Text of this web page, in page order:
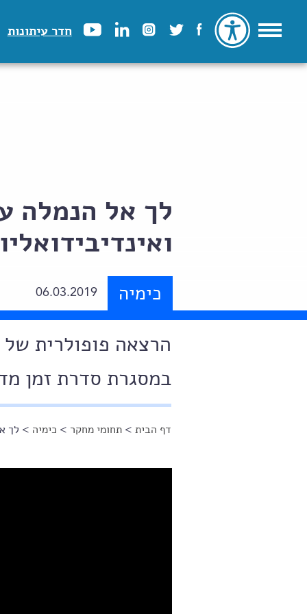
חדר עיתונות
לך אל הנמלה
כימיה 06.03.2019
הרצאה פופולרית
במסגרת סדרת זמן
הינך נמצא כאן
דף הבית >תחומי מחקר > כימיה > לך